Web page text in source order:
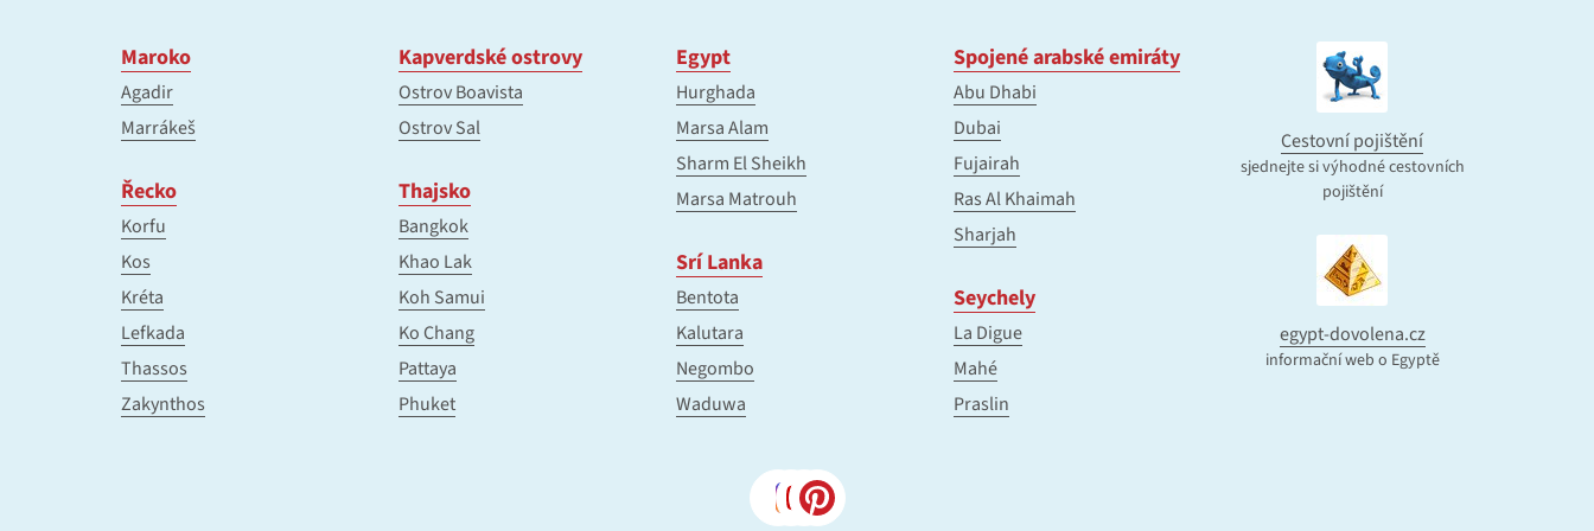
Maroko
Agadir
Marrákeš
Řecko
Korfu
Kos
Kréta
Lefkada
Thassos
Zakynthos
Kapverdské ostrovy
Ostrov Boavista
Ostrov Sal
Thajsko
Bangkok
Khao Lak
Koh Samui
Ko Chang
Pattaya
Phuket
Egypt
Hurghada
Marsa Alam
Sharm El Sheikh
Marsa Matrouh
Srí Lanka
Bentota
Kalutara
Negombo
Waduwa
Spojené arabské emiráty
Abu Dhabi
Dubai
Fujairah
Ras Al Khaimah
Sharjah
Seychely
La Digue
Mahé
Praslin
Cestovní pojištění
sjednejte si výhodné cestovních
pojištění
egypt-dovolena.cz
informační web o Egyptě